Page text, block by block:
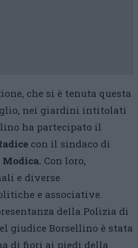
che si è tenuta questa
nei giardini intitolati
ha partecipato il
con il sindaco di
Con loro,
e diverse
e associative.
della Polizia di
giudice Borsellino è stata
di fiori ai piedi della